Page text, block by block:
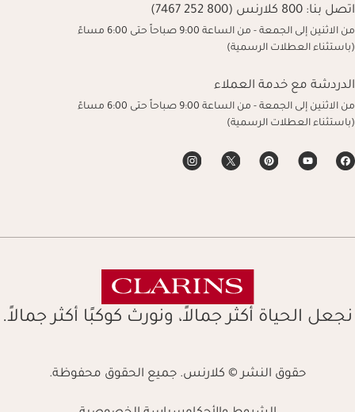
اتصل بنا: 800 كلارنس (800 252 7467)
من الاثنين إلى الجمعة - من الساعة 9:00 صباحاً حتى 6:00 مساءً
(باستثناء العطلات الرسمية)
الدردشة مع خدمة العملاء
من الاثنين إلى الجمعة - من الساعة 9:00 صباحاً حتى 6:00 مساءً
(باستثناء العطلات الرسمية)
نجعل الحياة أكثر جمالاً، ونورث كوكبًا أكثر جمالاً.
حقوق النشر © كلارنس. جميع الحقوق محفوظة.